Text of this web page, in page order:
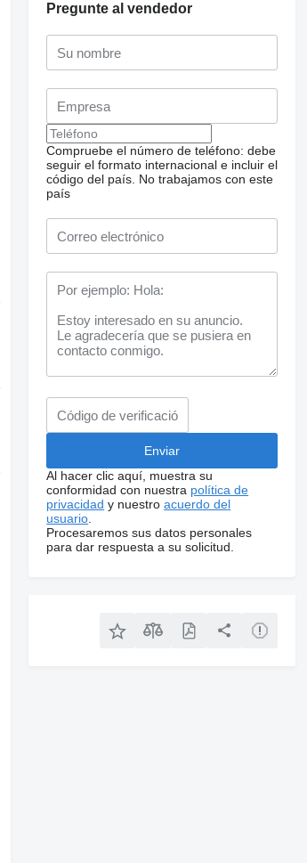
Pregunte al vendedor
Compruebe el número de teléfono: debe
seguir el formato internacional e incluir el
código del país. No trabajamos con este
país
Al hacer clic aquí, muestra su
conformidad con nuestra política de
privacidad y nuestroacuerdo del
usuario
Procesaremos sus datos personales
para dar respuesta a su solicitud.